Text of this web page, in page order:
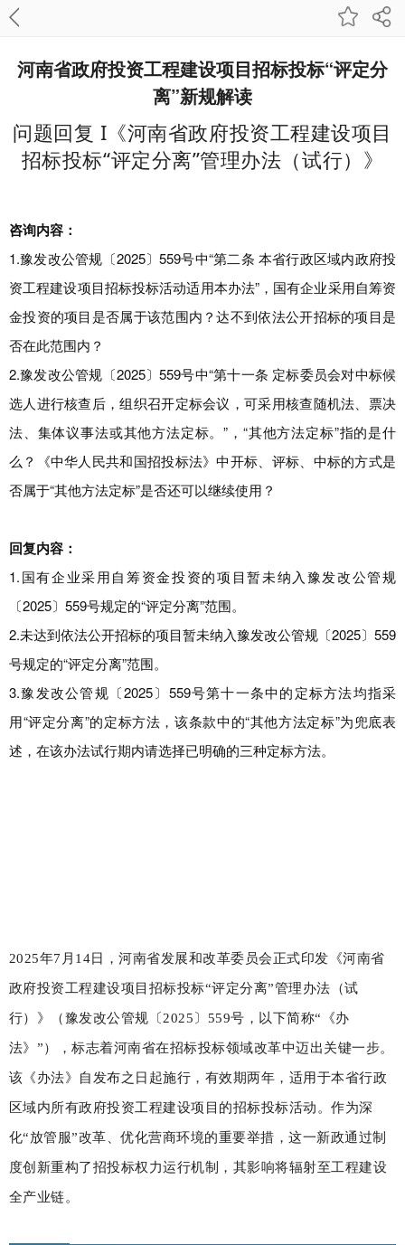
河南省政府投资工程建设项目招标投标“评定分
离”新规解读
问题回复 I《河南省政府投资工程建设项目
招标投标“评定分离”管理办法（试行）》
咨询内容：
1.豫发改公管规〔2025〕559号中“第二条 本省行政区域内政府投
资工程建设项目招标投标活动适用本办法”，国有企业采用自筹资
金投资的项目是否属于该范围内？达不到依法公开招标的项目是
否在此范围内？
2.豫发改公管规〔2025〕559号中“第十一条 定标委员会对中标候
选人进行核查后，组织召开定标会议，可采用核查随机法、票决
法、集体议事法或其他方法定标。”，“其他方法定标”指的是什
么？《中华人民共和国招投标法》中开标、评标、中标的方式是
否属于“其他方法定标”是否还可以继续使用？
回复内容：
1.国有企业采用自筹资金投资的项目暂未纳入豫发改公管规
〔2025〕559号规定的“评定分离”范围。
2.未达到依法公开招标的项目暂未纳入豫发改公管规〔2025〕559
号规定的“评定分离”范围。
3.豫发改公管规〔2025〕559号第十一条中的定标方法均指采
用“评定分离”的定标方法，该条款中的“其他方法定标”为兜底表
述，在该办法试行期内请选择已明确的三种定标方法。
2025年7月14日，河南省发展和改革委员会正式印发《河南省
政府投资工程建设项目招标投标“评定分离”管理办法（试
行）》（豫发改公管规〔2025〕559号，以下简称“《办
法》”），标志着河南省在招标投标领域改革中迈出关键一步。
该《办法》自发布之日起施行，有效期两年，适用于本省行政
区域内所有政府投资工程建设项目的招标投标活动。作为深
化“放管服”改革、优化营商环境的重要举措，这一新政通过制
度创新重构了招投标权力运行机制，其影响将辐射至工程建设
全产业链。